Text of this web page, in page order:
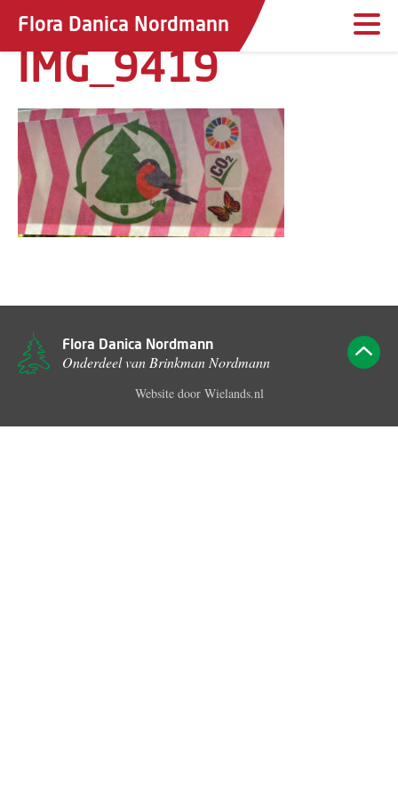
Flora Danica Nordmann
IMG_9419
Flora Danica Nordmann
Onderdeel van Brinkman Nordmann
Website door Wielands.nl